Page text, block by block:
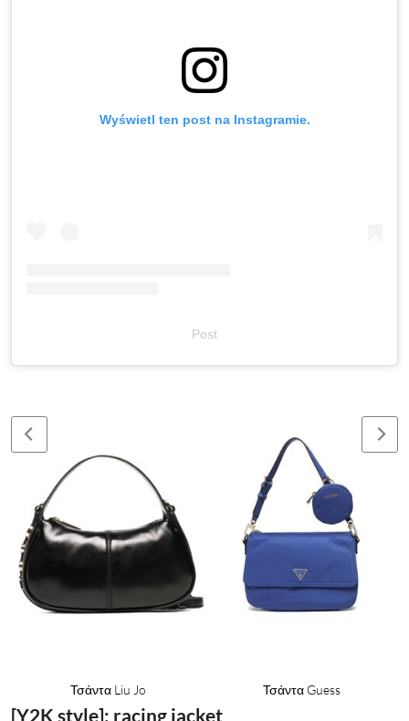
Wyświetl ten post na Instagramie.
Post
Τσάντα Liu Jo Τσάντα Guess
[Y2K style]: racing jacket